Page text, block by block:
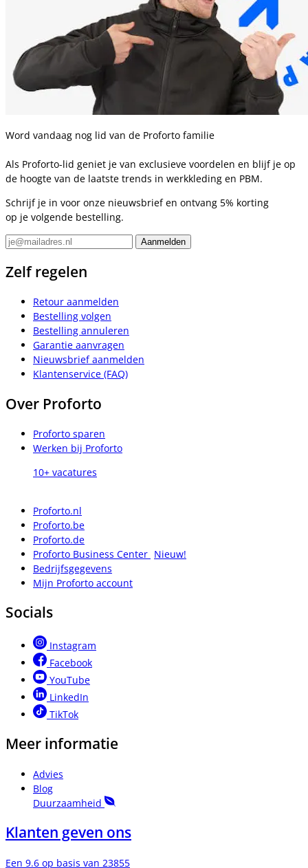
Word vandaag nog lid van de Proforto familie
Als Proforto-lid geniet je van exclusieve voordelen en blijf je op
de hoogte van de laatste trends in werkkleding en PBM.
Schrijf je in voor onze nieuwsbrief en ontvang 5% korting
op je volgende bestelling.
Zelf regelen
Retour aanmelden
Bestelling volgen
Bestelling annuleren
Garantie aanvragen
Nieuwsbrief aanmelden
Klantenservice (FAQ)
Over Proforto
Proforto sparen
Werken bij Proforto
10+ vacatures
Proforto.nl
Proforto.be
Proforto.de
Proforto Business Center Nieuw!
Bedrijfsgegevens
Mijn Proforto account
Socials
Instagram
Facebook
YouTube
LinkedIn
TikTok
Meer informatie
Advies
Blog
Duurzaamheid
Klanten geven ons
Een 9.6 op basis van 23855